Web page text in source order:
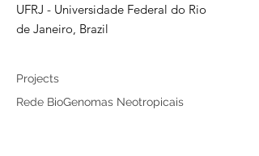
UFRJ - Universidade Federal do Rio
de Janeiro, Brazil
Projects
Rede BioGenomas Neotropicais